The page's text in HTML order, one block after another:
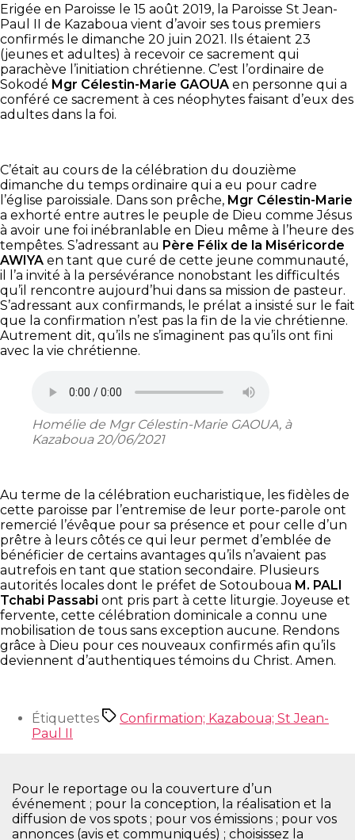
Erigée en Paroisse le 15 août 2019, la Paroisse St Jean-
Paul II de Kazaboua vient d’avoir ses tous premiers
confirmés le dimanche 20 juin 2021. Ils étaient 23
(jeunes et adultes) à recevoir ce sacrement qui
parachève l’initiation chrétienne. C’est l’ordinaire de
Sokodé Mgr Célestin-Marie GAOUA en personne qui a
conféré ce sacrement à ces néophytes faisant d’eux des
adultes dans la foi.
C’était au cours de la célébration du douzième
dimanche du temps ordinaire qui a eu pour cadre
l’église paroissiale. Dans son prêche, Mgr Célestin-Marie
a exhorté entre autres le peuple de Dieu comme Jésus
à avoir une foi inébranlable en Dieu même à l’heure des
tempêtes. S’adressant au Père Félix de la Miséricorde
AWIYA en tant que curé de cette jeune communauté,
il l’a invité à la persévérance nonobstant les difficultés
qu’il rencontre aujourd’hui dans sa mission de pasteur.
S’adressant aux confirmands, le prélat a insisté sur le fait
que la confirmation n’est pas la fin de la vie chrétienne.
Autrement dit, qu’ils ne s’imaginent pas qu’ils ont fini
avec la vie chrétienne.
Homélie de Mgr Célestin-Marie GAOUA, à
Kazaboua 20/06/2021
Au terme de la célébration eucharistique, les fidèles de
cette paroisse par l’entremise de leur porte-parole ont
remercié l’évêque pour sa présence et pour celle d’un
prêtre à leurs côtés ce qui leur permet d’emblée de
bénéficier de certains avantages qu’ils n’avaient pas
autrefois en tant que station secondaire. Plusieurs
autorités locales dont le préfet de Sotouboua M. PALI
Tchabi Passabi ont pris part à cette liturgie. Joyeuse et
fervente, cette célébration dominicale a connu une
mobilisation de tous sans exception aucune. Rendons
grâce à Dieu pour ces nouveaux confirmés afin qu’ils
deviennent d’authentiques témoins du Christ. Amen.
Étiquettes
Confirmation; Kazaboua; St Jean-
Paul II
Pour le reportage ou la couverture d’un
événement ; pour la conception, la réalisation et la
diffusion de vos spots ; pour vos émissions ; pour vos
annonces (avis et communiqués) ; choisissez la